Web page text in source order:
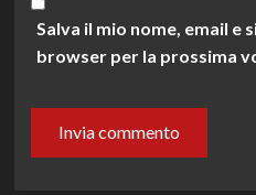
Salva il mio nome, email e
browser per la prossima